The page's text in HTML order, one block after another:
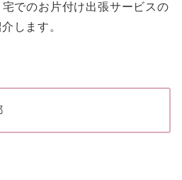
でのお片付け出張サービスの
します。